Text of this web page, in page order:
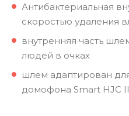
Антибактериальная
скоростью удаления
внутренняя часть
людей в очках
шлем адаптирован
домофона Smart HJC